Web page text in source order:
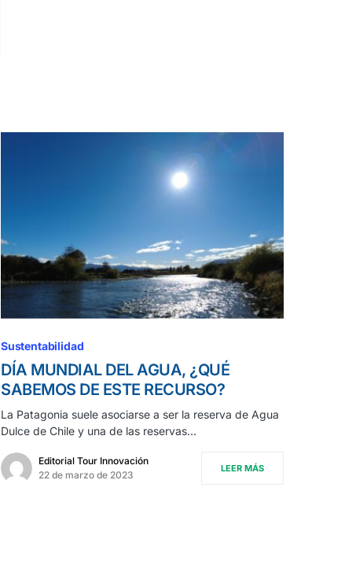
Sustentabilidad
DÍA MUNDIAL DEL AGUA, ¿QUÉ
SABEMOS DE ESTE RECURSO?
La Patagonia suele asociarse a ser la reserva de Agua
Dulce de Chile y una de las reservas…
Editorial Tour Innovación
22 de marzo de 2023
LEER MÁS